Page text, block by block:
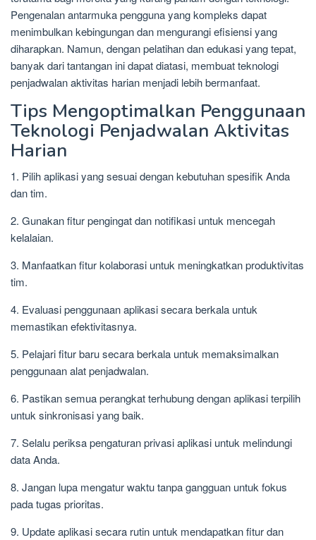
Pengenalan antarmuka pengguna yang kompleks dapat
menimbulkan kebingungan dan mengurangi efisiensi yang
diharapkan. Namun, dengan pelatihan dan edukasi yang tepat,
banyak dari tantangan ini dapat diatasi, membuat teknologi
penjadwalan aktivitas harian menjadi lebih bermanfaat.
Tips Mengoptimalkan Penggunaan
Teknologi Penjadwalan Aktivitas
Harian
1. Pilih aplikasi yang sesuai dengan kebutuhan spesifik Anda
dan tim.
2. Gunakan fitur pengingat dan notifikasi untuk mencegah
kelalaian.
3. Manfaatkan fitur kolaborasi untuk meningkatkan produktivitas
tim.
4. Evaluasi penggunaan aplikasi secara berkala untuk
memastikan efektivitasnya.
5. Pelajari fitur baru secara berkala untuk memaksimalkan
penggunaan alat penjadwalan.
6. Pastikan semua perangkat terhubung dengan aplikasi terpilih
untuk sinkronisasi yang baik.
7. Selalu periksa pengaturan privasi aplikasi untuk melindungi
data Anda.
8. Jangan lupa mengatur waktu tanpa gangguan untuk fokus
pada tugas prioritas.
9. Update aplikasi secara rutin untuk mendapatkan fitur dan